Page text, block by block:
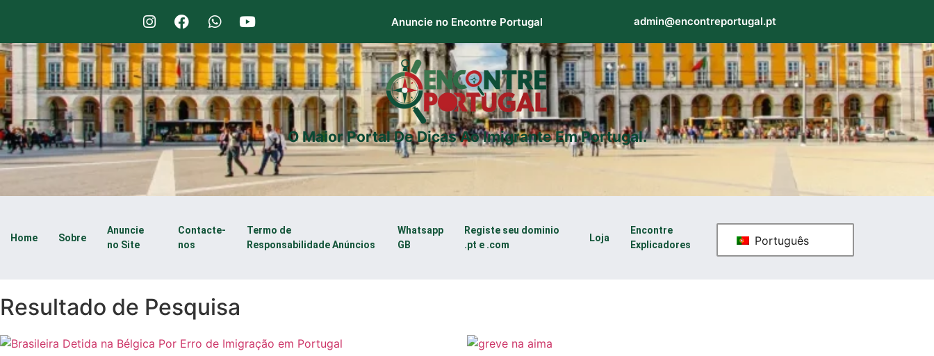
Anuncie no Encontre Portugal admin@encontreportugal.pt
O Maior Portal De Dicas Ao Imigrante Em Portugal.
Home Sobre
Anuncie
no Site
Contacte-
nos
Termo de
Responsabilidade Anúncios
Whatsapp
GB
Registe seu dominio
.pt e .com
Loja
Encontre
Explicadores
Português
Resultado de Pesquisa